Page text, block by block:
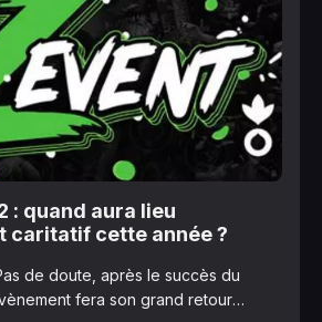
: quand aura lieu
caritatif cette année ?
de doute, après le succès du
fera son grand retour